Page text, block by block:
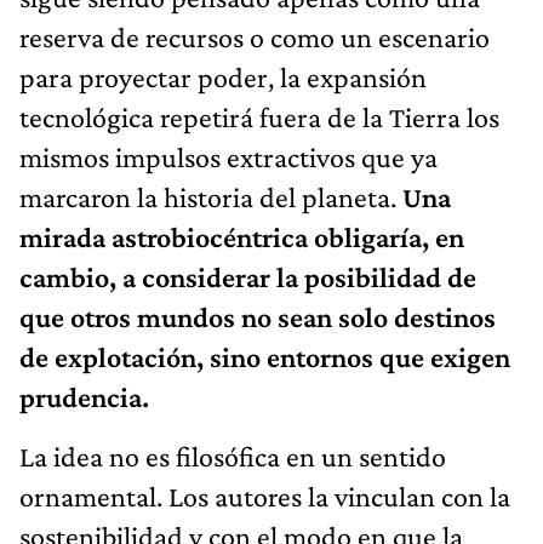
reserva de recursos o como un escenario
para proyectar poder, la expansión
tecnológica repetirá fuera de la Tierra los
mismos impulsos extractivos que ya
marcaron la historia del planeta.Una
mirada astrobiocéntrica obligaría, en
cambio, a considerar la posibilidad de
que otros mundos no sean solo destinos
de explotación, sino entornos que exigen
prudencia.
La idea no es filosófica en un sentido
ornamental. Los autores la vinculan con la
sostenibilidad y con el modo en que la